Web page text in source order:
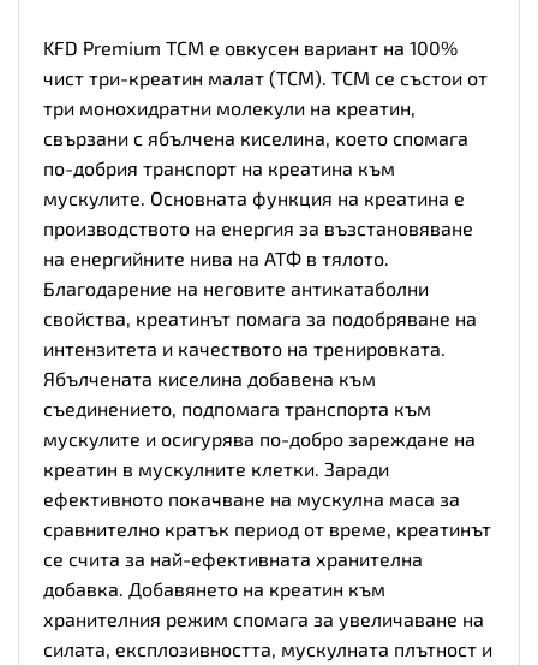
KFD Premium TCM е овкусен вариант на 100%
чист три-креатин малат (TCM). TCM се състои от
три монохидратни молекули на креатин,
свързани с ябълчена киселина, което спомага
по-добрия транспорт на креатина към
мускулите. Основната функция на креатина е
производството на енергия за възстановяване
на енергийните нива на АТФ в тялото.
Благодарение на неговите антикатаболни
свойства, креатинът помага за подобряване на
интензитета и качеството на тренировката.
Ябълчената киселина добавена към
съединението, подпомага транспорта към
мускулите и осигурява по-добро зареждане на
креатин в мускулните клетки. Заради
ефективното покачване на мускулна маса за
сравнително кратък период от време, креатинът
се счита за най-ефективната хранителна
добавка. Добавянето на креатин към
хранителния режим спомага за увеличаване на
силата, експлозивността, мускулната плътност и